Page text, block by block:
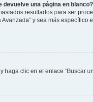
devuelve una página en blanco?
resultados para ser
y sea más específico
haga clic en el enlace “Buscar